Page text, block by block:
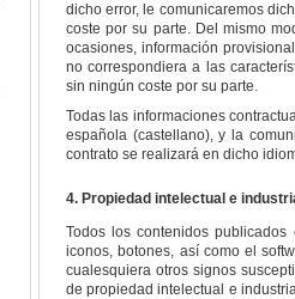
dicho error, le comunicaremos
coste por su parte. Del mismo
ocasiones, información
no correspondiera a las
sin ningún coste por su parte.
Todas las informaciones
española (castellano), y la
contrato se realizará en dicho
4. Propiedad intelectual e
Todos los contenidos
iconos, botones, así como el
cualesquiera otros signos
de propiedad intelectual e